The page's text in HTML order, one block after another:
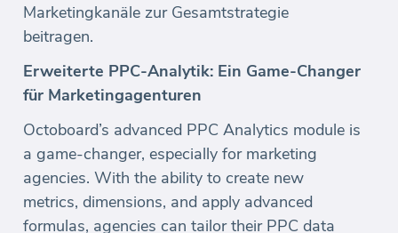
Marketingkanäle zur Gesamtstrategie
beitragen.
Erweiterte PPC-Analytik: Ein Game-Changer
für Marketingagenturen
Octoboard’s advanced PPC Analytics module is
a game-changer, especially for marketing
agencies. With the ability to create new
metrics, dimensions, and apply advanced
formulas, agencies can tailor their PPC data